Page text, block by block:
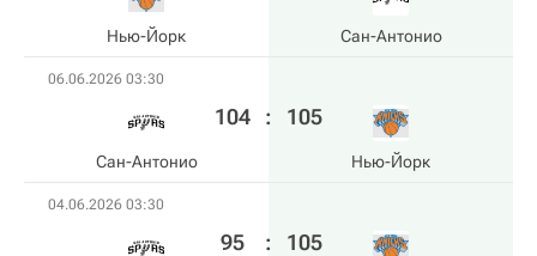
Нью-Йорк Сан-Антонио
06.06.2026 03:30
Сан-Антонио
104 : 105
Нью-Йорк
04.06.2026 03:30
95 : 105